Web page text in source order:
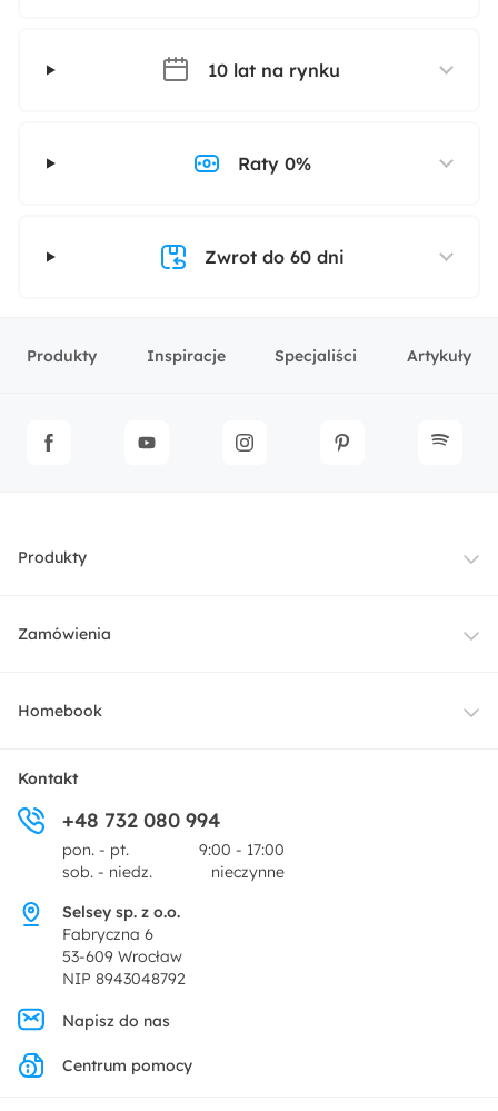
10 lat na rynku
Raty 0%
Zwrot do 60 dni
Produkty Inspiracje Specjaliści Artykuły
Produkty
Meble
Dekoracje i akcesoria
Promocje
Zamówienia
Dostawa
Zwroty
Pytania i odpowiedzi
Homebook
O nas
Centrum prasowe
Regulamin
Polityka prywatności
Ustawienia prywatności
Kontakt
+48 732 080 994
pon. - pt.
9:00 - 17:00
sob. - niedz.
nieczynne
Selsey sp. z o.o.
Fabryczna 6
53-609 Wrocław
NIP 8943048792
Napisz do nas
Centrum pomocy